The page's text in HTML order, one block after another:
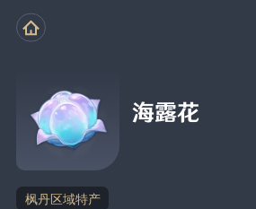
海露花
枫丹区域特产